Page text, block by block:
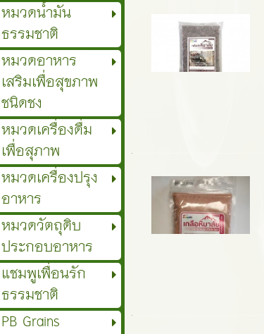
หมวดน้ำมัน
ธรรมชาติ
หมวดอาหาร
เสริมเพื่อสุขภาพ
ชนิดชง
หมวดเครื่องดื่ม
เพื่อสุภาพ
หมวดเครื่องปรุง
อาหาร
หมวดวัตถุดิบ
ประกอบอาหาร
แชมพูเพื่อนรัก
ธรรมชาติ
PB Grains